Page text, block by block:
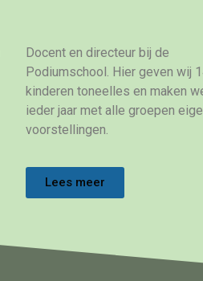
Docent en directeur bij de
Podiumschool. Hier geven wij
kinderen toneelles en maken
ieder jaar met alle groepen
voorstellingen.
Lees meer